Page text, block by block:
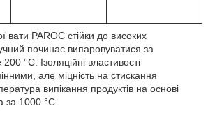
вати PAROC стійки до високих
починає випаровуватися за
°C. Ізоляційні властивості
але міцність на стискання
випікання продуктів на основі
за 1000 °C.